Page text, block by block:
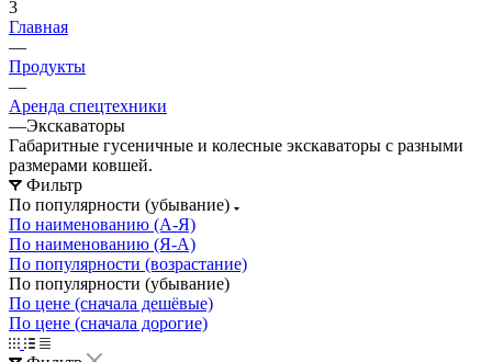
3
Главная
—
Продукты
—
Аренда спецтехники
—Экскаваторы
Габаритные гусеничные и колесные экскаваторы с разными
размерами ковшей.
Фильтр
По популярности (убывание)
По наименованию (А-Я)
По наименованию (Я-А)
По популярности (возрастание)
По популярности (убывание)
По цене (сначала дешёвые)
По цене (сначала дорогие)